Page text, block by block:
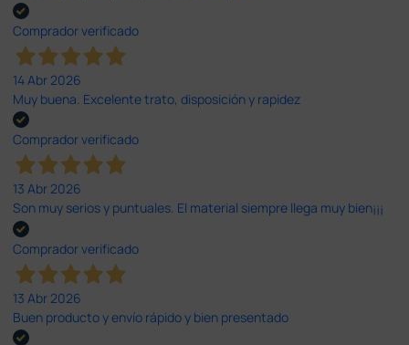
Comprador verificado
14 Abr 2026
Muy buena. Excelente trato, disposición y rapidez
Comprador verificado
13 Abr 2026
Son muy serios y puntuales. El material siempre llega muy bien¡¡¡
Comprador verificado
13 Abr 2026
Buen producto y envío rápido y bien presentado